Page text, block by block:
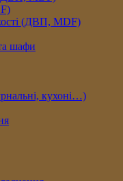
(ДВП, MDF)
шафи
кухоні…)